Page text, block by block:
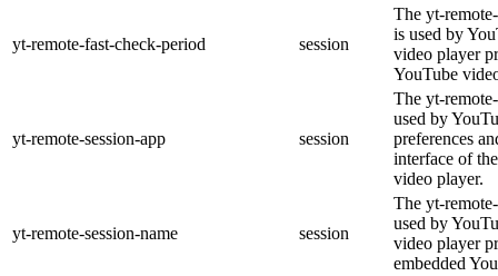
yt-remote-fast-check-period session
The yt-
is used by
video player
YouTube
yt-remote-session-app session
The yt-
used by
preferences
interface of
video player.
yt-remote-session-name session
The yt-
used by
video player
embedded